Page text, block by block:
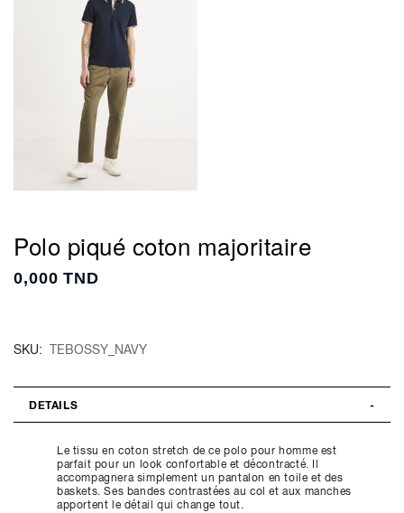
Polo piqué coton majoritaire
0,000 TND
SKU TEBOSSY_NAVY
DETAILS
Le tissu en coton stretch de ce polo pour homme est
parfait pour un look confortable et décontracté. Il
accompagnera simplement un pantalon en toile et des
baskets. Ses bandes contrastées au col et aux manches
apportent le détail qui change tout.